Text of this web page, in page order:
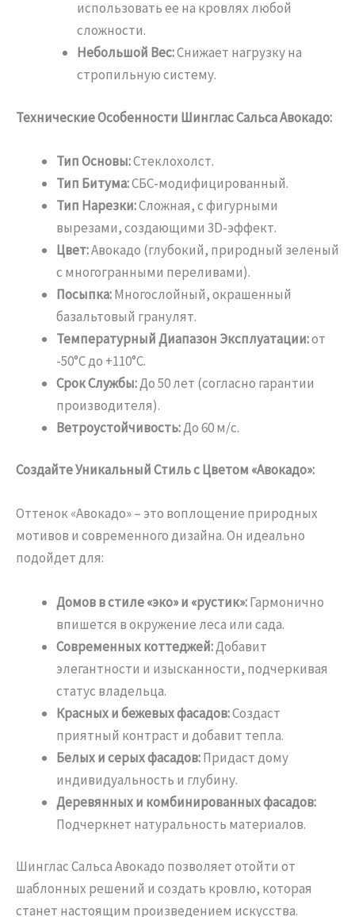
использовать ее на кровлях любой
сложности.
Небольшой Вес:Снижает нагрузку на
стропильную систему.
Технические Особенности Шинглас Сальса Авокадо:
Тип Основы:Стеклохолст.
Тип Битума:СБС-модифицированный.
Тип Нарезки:Сложная, с фигурными
вырезами, создающими 3D-эффект.
Цвет:Авокадо (глубокий, природный зеленый
с многогранными переливами).
Посыпка:Многослойный, окрашенный
базальтовый гранулят.
Температурный Диапазон Эксплуатации:от
-50°C до +110°C.
Срок Службы:До 50 лет (согласно гарантии
производителя).
Ветроустойчивость:До 60 м/с.
Создайте Уникальный Стиль с Цветом «Авокадо»:
Оттенок «Авокадо» – это воплощение природных
мотивов и современного дизайна. Он идеально
подойдет для:
Домов в стиле «эко» и «рустик»:Гармонично
впишется в окружение леса или сада.
Современных коттеджей:Добавит
элегантности и изысканности, подчеркивая
статус владельца.
Красных и бежевых фасадов:Создаст
приятный контраст и добавит тепла.
Белых и серых фасадов:Придаст дому
индивидуальность и глубину.
Деревянных и комбинированных фасадов:
Подчеркнет натуральность материалов.
Шинглас Сальса Авокадо позволяет отойти от
шаблонных решений и создать кровлю, которая
станет настоящим произведением искусства.